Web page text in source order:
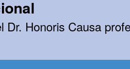
Dr. Honoris Causa